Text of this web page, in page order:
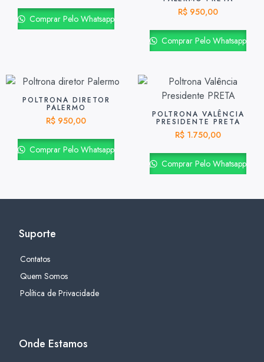
Comprar Pelo Whatsapp
R$ 950,00
Comprar Pelo Whatsapp
POLTRONA DIRETOR
PALERMO
R$ 950,00
Comprar Pelo Whatsapp
POLTRONA VALÊNCIA
PRESIDENTE PRETA
R$ 1.750,00
Comprar Pelo Whatsapp
Suporte
Contatos
Quem Somos
Política de Privacidade
Onde Estamos